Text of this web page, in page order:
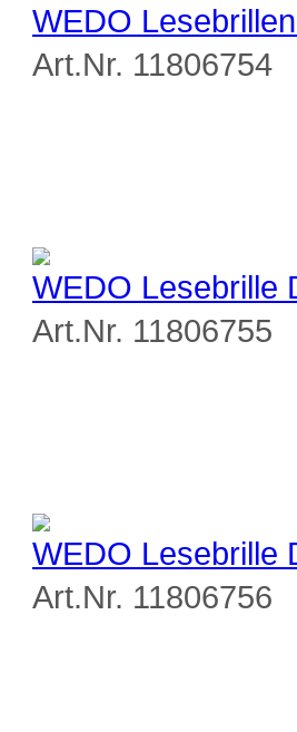
WEDO
Art.Nr. 11806754
WEDO Lesebrille
Art.Nr. 11806755
WEDO Lesebrille
Art.Nr. 11806756